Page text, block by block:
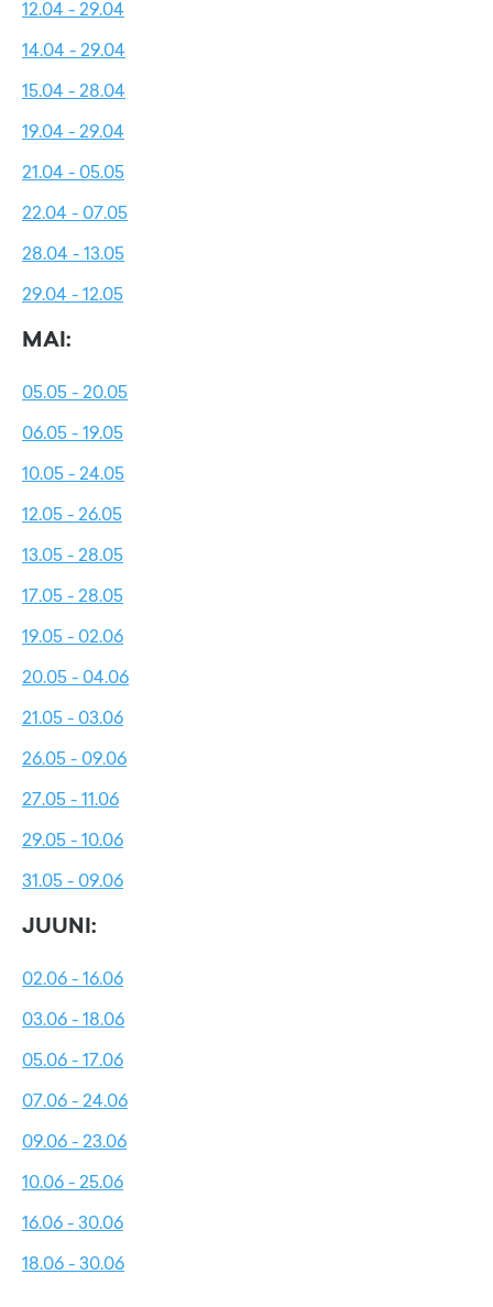
12.04 - 29.04
14.04 - 29.04
15.04 - 28.04
19.04 - 29.04
21.04 - 05.05
22.04 - 07.05
28.04 - 13.05
29.04 - 12.05
MAI:
05.05 - 20.05
06.05 - 19.05
10.05 - 24.05
12.05 - 26.05
13.05 - 28.05
17.05 - 28.05
19.05 - 02.06
20.05 - 04.06
21.05 - 03.06
26.05 - 09.06
27.05 - 11.06
29.05 - 10.06
31.05 - 09.06
JUUNI:
02.06 - 16.06
03.06 - 18.06
05.06 - 17.06
07.06 - 24.06
09.06 - 23.06
10.06 - 25.06
16.06 - 30.06
18.06 - 30.06